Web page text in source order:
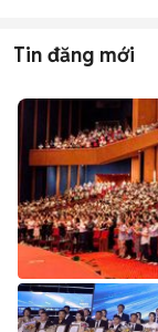
Tin đăng mới